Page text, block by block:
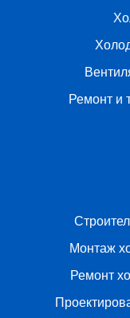
Ремонт и
Монтаж
Ремонт